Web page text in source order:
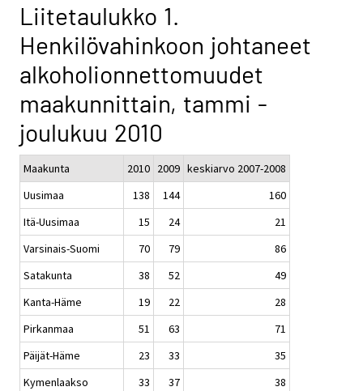
Liitetaulukko 1.
Henkilövahinkoon johtaneet
alkoholionnettomuudet
maakunnittain, tammi -
joulukuu 2010
Maakunta 2010 2009 keskiarvo 2007-2008
Uusimaa
138 144
160
Itä-Uusimaa
15 24
21
Varsinais-Suomi
70 79
86
Satakunta
38 52
49
Kanta-Häme
19 22
28
Pirkanmaa
51 63
71
Päijät-Häme
23 33
35
Kymenlaakso
33 37
38